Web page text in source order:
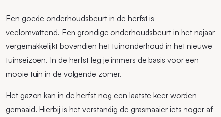
Een goede onderhoudsbeurt in de herfst is
veelomvattend. Een grondige onderhoudsbeurt in het najaar
vergemakkelijkt bovendien het tuinonderhoud in het nieuwe
tuinseizoen. In de herfst leg je immers de basis voor een
mooie tuin in de volgende zomer.
Het gazon kan in de herfst nog een laatste keer worden
gemaaid. Hierbij is het verstandig de grasmaaier iets hoger af